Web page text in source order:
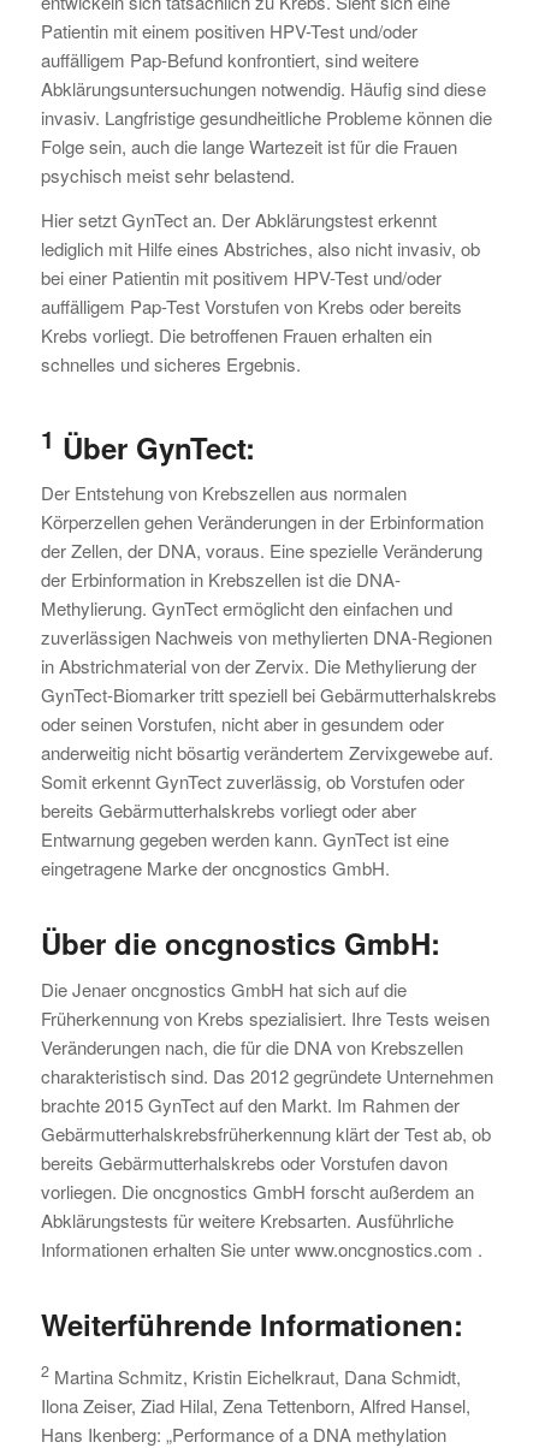
Patientin mit einem positiven HPV-Test und/oder
auffälligem Pap-Befund konfrontiert, sind weitere
Abklärungsuntersuchungen notwendig. Häufig sind diese
invasiv. Langfristige gesundheitliche Probleme können die
Folge sein, auch die lange Wartezeit ist für die Frauen
psychisch meist sehr belastend.
Hier setzt GynTect an. Der Abklärungstest erkennt
lediglich mit Hilfe eines Abstriches, also nicht invasiv, ob
bei einer Patientin mit positivem HPV-Test und/oder
auffälligem Pap-Test Vorstufen von Krebs oder bereits
Krebs vorliegt. Die betroffenen Frauen erhalten ein
schnelles und sicheres Ergebnis.
1 Über GynTect:
Der Entstehung von Krebszellen aus normalen
Körperzellen gehen Veränderungen in der Erbinformation
der Zellen, der DNA, voraus. Eine spezielle Veränderung
der Erbinformation in Krebszellen ist die DNA-
Methylierung. GynTect ermöglicht den einfachen und
zuverlässigen Nachweis von methylierten DNA-Regionen
in Abstrichmaterial von der Zervix. Die Methylierung der
GynTect-Biomarker tritt speziell bei Gebärmutterhalskrebs
oder seinen Vorstufen, nicht aber in gesundem oder
anderweitig nicht bösartig verändertem Zervixgewebe auf.
Somit erkennt GynTect zuverlässig, ob Vorstufen oder
bereits Gebärmutterhalskrebs vorliegt oder aber
Entwarnung gegeben werden kann. GynTect ist eine
eingetragene Marke der oncgnostics GmbH.
Über die oncgnostics GmbH:
Die Jenaer oncgnostics GmbH hat sich auf die
Früherkennung von Krebs spezialisiert. Ihre Tests weisen
Veränderungen nach, die für die DNA von Krebszellen
charakteristisch sind. Das 2012 gegründete Unternehmen
brachte 2015 GynTect auf den Markt. Im Rahmen der
Gebärmutterhalskrebsfrüherkennung klärt der Test ab, ob
bereits Gebärmutterhalskrebs oder Vorstufen davon
vorliegen. Die oncgnostics GmbH forscht außerdem an
Abklärungstests für weitere Krebsarten. Ausführliche
Informationen erhalten Sie unter www.oncgnostics.com .
Weiterführende Informationen:
2Martina Schmitz, Kristin Eichelkraut, Dana Schmidt,
Ilona Zeiser, Ziad Hilal, Zena Tettenborn, Alfred Hansel,
Hans Ikenberg: „Performance of a DNA methylation